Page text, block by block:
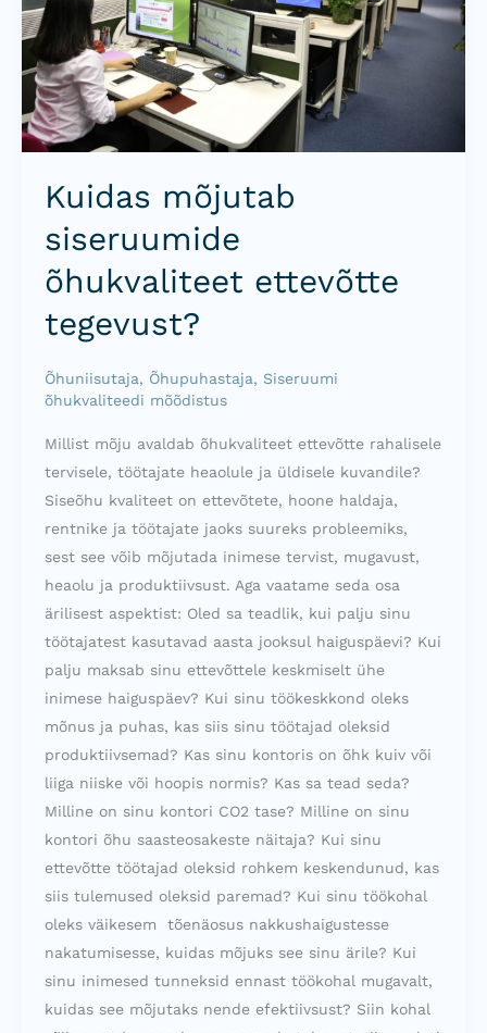
Kuidas mõjutab
siseruumide
õhukvaliteet ettevõtte
tegevust?
Õhuniisutaja, Õhupuhastaja, Siseruumi
õhukvaliteedi mõõdistus
Millist mõju avaldab õhukvaliteet ettevõtte rahalisele
tervisele, töötajate heaolule ja üldisele kuvandile?
Siseõhu kvaliteet on ettevõtete, hoone haldaja,
rentnike ja töötajate jaoks suureks probleemiks,
sest see võib mõjutada inimese tervist, mugavust,
heaolu ja produktiivsust. Aga vaatame seda osa
ärilisest aspektist: Oled sa teadlik, kui palju sinu
töötajatest kasutavad aasta jooksul haiguspäevi? Kui
palju maksab sinu ettevõttele keskmiselt ühe
inimese haiguspäev? Kui sinu töökeskkond oleks
mõnus ja puhas, kas siis sinu töötajad oleksid
produktiivsemad? Kas sinu kontoris on õhk kuiv või
liiga niiske või hoopis normis? Kas sa tead seda?
Milline on sinu kontori CO2 tase? Milline on sinu
kontori õhu saasteosakeste näitaja? Kui sinu
ettevõtte töötajad oleksid rohkem keskendunud, kas
siis tulemused oleksid paremad? Kui sinu töökohal
oleks väikesem tõenäosus nakkushaigustesse
nakatumisesse, kuidas mõjuks see sinu ärile? Kui
sinu inimesed tunneksid ennast töökohal mugavalt,
kuidas see mõjutaks nende efektiivsust? Siin kohal
tegevust?